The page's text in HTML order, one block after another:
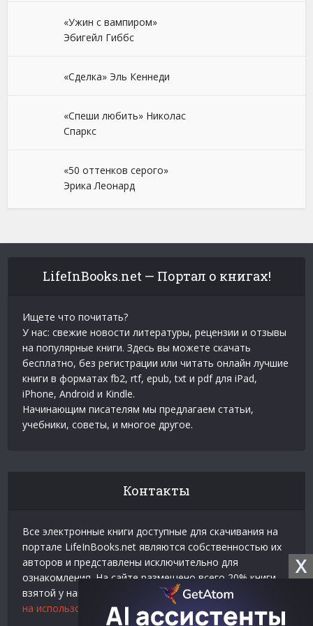
X
«Ужин с вампиром»
Эбигейл Гиббс
«Сделка» Эль Кеннеди
«Спеши любить» Николас
Спаркс
«50 оттенков серого»
Эрика Леонард
LifeInBooks.net — Портал о книгах!
Ищете что почитать?
У нас: свежие новости литературы, рецензии и отзывы
на популярные книги. Здесь вы можете скачать
бесплатно, без регистрации или читать онлайн лучшие
книги в форматах fb2, rtf, epub, txt и pdf для iPad,
iPhone, Android и Kindle.
Начинающим писателям мы предлагаем статьи,
учебники, советы, и многое другое.
Контакты
Все электронные книги доступные для скачивания на
портале LifeInBooks.net являются собственностью их
авторов и представлены исключительно для
ознакомления. На сайте размещено всего 20% книги
взятой у нашего партнера
Официальное разрешение
на использование материалов Litres .